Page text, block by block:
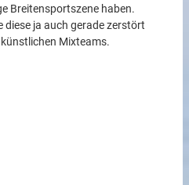
Breitensportszene haben.
diese ja auch gerade zerstört
Mixteams.